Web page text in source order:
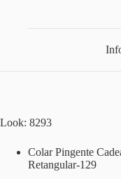
Look: 8293
Colar Pingente
Retangular-129